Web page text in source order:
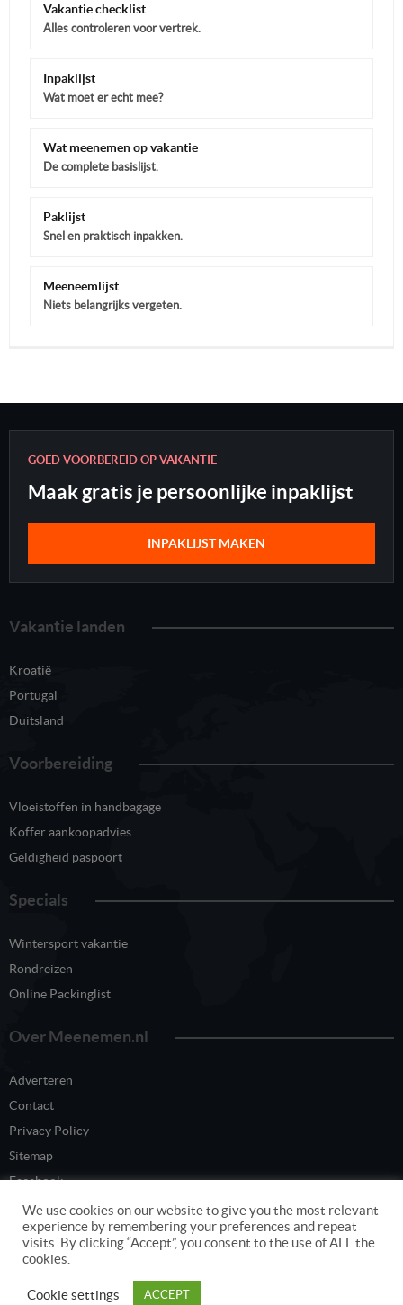
Vakantie checklist
Alles controleren voor vertrek.
Inpaklijst
Wat moet er echt mee?
Wat meenemen op vakantie
De complete basislijst.
Paklijst
Snel en praktisch inpakken.
Meeneemlijst
Niets belangrijks vergeten.
GOED VOORBEREID OP VAKANTIE
Maak gratis je persoonlijke inpaklijst
INPAKLIJST MAKEN
Vakantie landen
Kroatië
Portugal
Duitsland
Voorbereiding
Vloeistoffen in handbagage
Koffer aankoopadvies
Geldigheid paspoort
Specials
Wintersport vakantie
Rondreizen
Online Packinglist
Over Meenemen.nl
Adverteren
Contact
Privacy Policy
Sitemap
Facebook
Twitter
Content eigendom van www.meenemen.nl
We use cookies on our website to give you the most relevant
experience by remembering your preferences and repeat
visits. By clicking “Accept”, you consent to the use of ALL the
cookies.
Cookie settings ACCEPT